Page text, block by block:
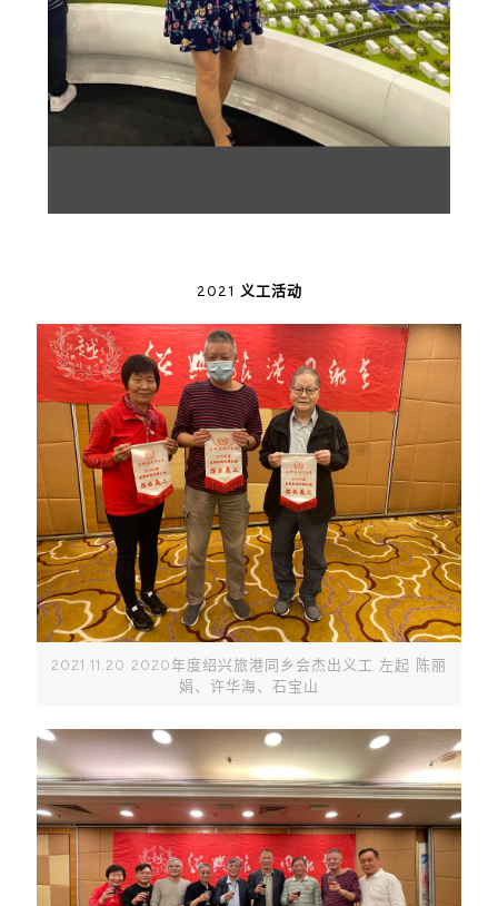
2021 义工活动
2021.11.20 2020年度绍兴旅港同乡会杰出义工 左起 陈丽
娟、许华海、石宝山